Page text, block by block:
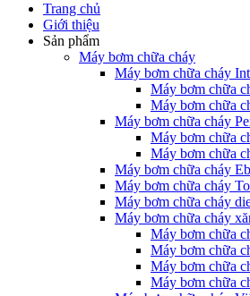
Trang chủ
Giới thiệu
Sản phẩm
Máy bơm chữa cháy
Máy bơm chữa cháy
Máy bơm chữa
Máy bơm chữa
Máy bơm chữa cháy
Máy bơm chữa
Máy bơm chữa
Máy bơm chữa cháy
Máy bơm chữa cháy
Máy bơm chữa cháy
Máy bơm chữa cháy
Máy bơm chữa
Máy bơm chữa
Máy bơm chữa
Máy bơm chữa